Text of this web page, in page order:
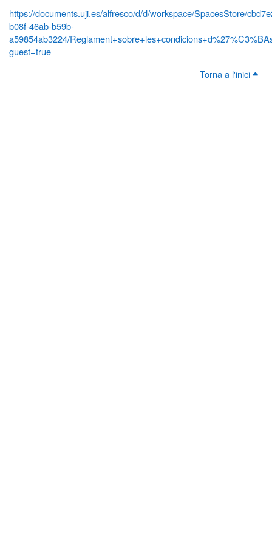
https://documents.uji.es/alfresco/d/d/workspace/SpacesStore/
b08f-46ab-b59b-
a59854ab3224/
guest=true
Torna a l'inici